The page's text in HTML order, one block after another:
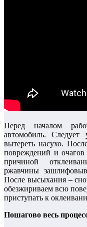
Перед началом
автомобиль.
вытереть насухо.
повреждений и
причиной
ржавчины
После высыхания –
обезжириваем всю
приступать к
Пошагово весь